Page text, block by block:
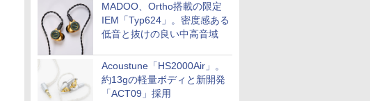
MADOO、Ortho搭載の限定
IEM「Typ624」。密度感ある
低音と抜けの良い中高音域
Acoustune「HS2000Air」。
約13gの軽量ボディと新開発
「ACT09」採用